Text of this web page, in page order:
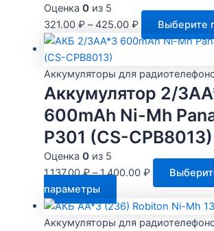
Оценка 0из 5
321.00 ₽–425.00 ₽ Выберите
Аккумуляторы для
Аккумулятор 2/
600mAh Ni-Mh
P301 (CS-CPB8013)
Оценка 0из 5
1,137.00₽–1,400.00 ₽
параметры
товар
имеет
Аккумуляторы для